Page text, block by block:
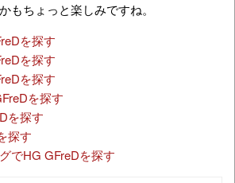
もちょっと楽しみですね。
を探す
を探す
を探す
を探す
を探す
探す
でHG GFreDを探す